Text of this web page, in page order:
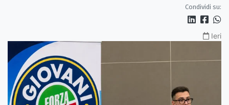
Condividi su:
Ieri